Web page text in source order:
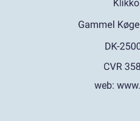
web: